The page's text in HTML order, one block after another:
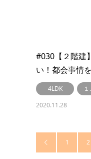
#030【２階建
い！都会事情
～リブワーク
4LDK
2020.11.28
 1 2